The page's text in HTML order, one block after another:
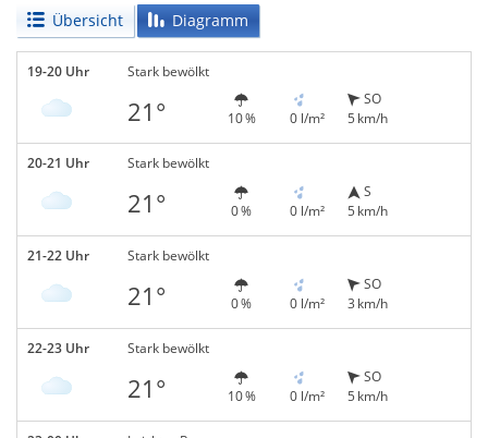
Übersicht Diagramm
19-20 Uhr Stark bewölkt
21° 10 % 0 l/m²
SO
5 km/h
20-21 Uhr Stark bewölkt
21° 0 % 0 l/m²
S
5 km/h
21-22 Uhr Stark bewölkt
21° 0 % 0 l/m²
SO
3 km/h
22-23 Uhr Stark bewölkt
21° 10 % 0 l/m²
SO
5 km/h